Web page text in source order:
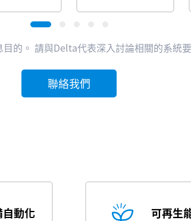
的。 請與Delta代表深入討論相關的系統
聯絡我們
動化 可再生